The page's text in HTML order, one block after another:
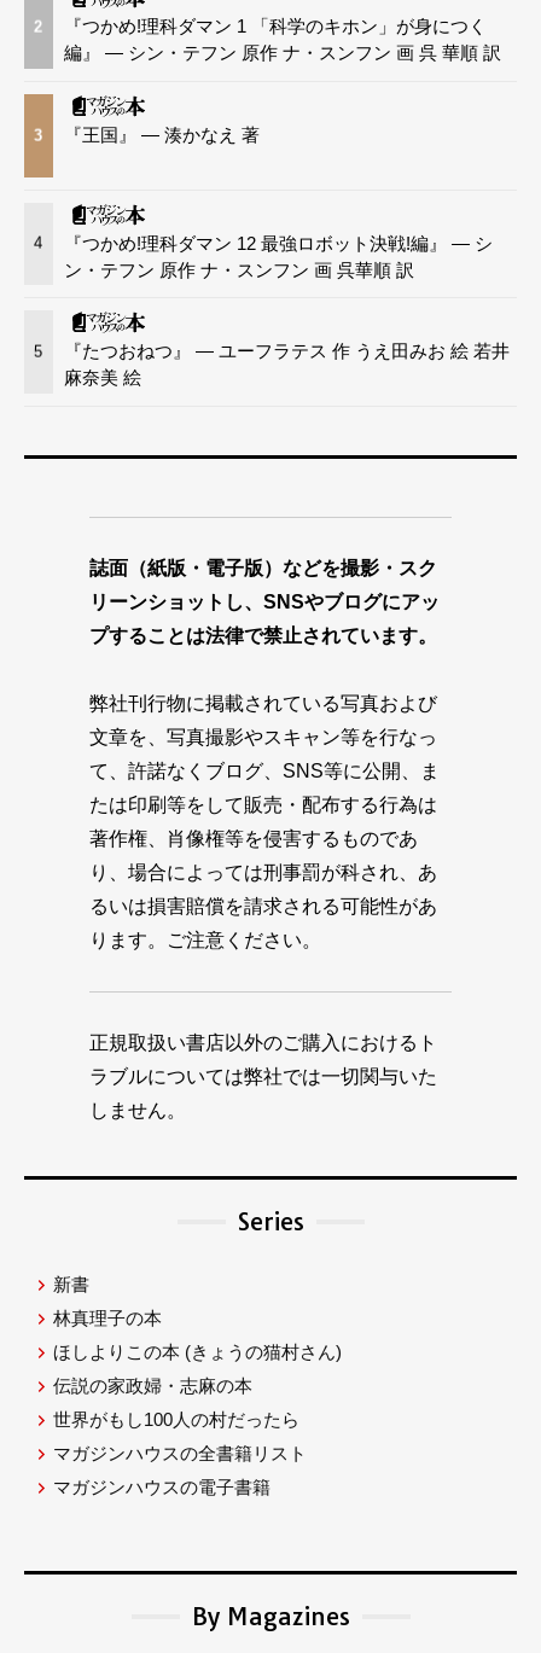
2
『つかめ!理科ダマン 1 「科学のキホン」が身につく
編』 — シン・テフン 原作 ナ・スンフン 画 呉 華順 訳
3 『王国』 — 湊かなえ 著
4
『つかめ!理科ダマン 12 最強ロボット決戦!編』 — シ
ン・テフン 原作 ナ・スンフン 画 呉華順 訳
5
『たつおねつ』 — ユーフラテス 作 うえ田みお 絵 若井
麻奈美 絵
誌面（紙版・電子版）などを撮影・スク
リーンショットし、SNSやブログにアッ
プすることは法律で禁止されています。
弊社刊行物に掲載されている写真および
文章を、写真撮影やスキャン等を行なっ
て、許諾なくブログ、SNS等に公開、ま
たは印刷等をして販売・配布する行為は
著作権、肖像権等を侵害するものであ
り、場合によっては刑事罰が科され、あ
るいは損害賠償を請求される可能性があ
ります。ご注意ください。
正規取扱い書店以外のご購入におけるト
ラブルについては弊社では一切関与いた
しません。
Series
新書
林真理子の本
ほしよりこの本 (きょうの猫村さん)
伝説の家政婦・志麻の本
世界がもし100人の村だったら
マガジンハウスの全書籍リスト
マガジンハウスの電子書籍
By Magazines